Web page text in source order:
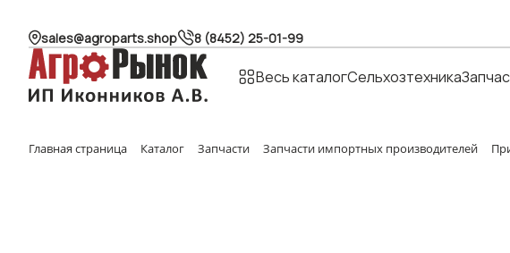
sales@agroparts.shop 8 (8452) 25-01-99
Весь каталогСельхозтехника
Главная страница Каталог Запчасти Запчасти импортных производителей